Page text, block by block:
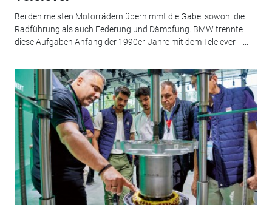
Bei den meisten Motorrädern übernimmt die Gabel sowohl die
Radführung als auch Federung und Dämpfung. BMW trennte
diese Aufgaben Anfang der 1990er-Jahre mit dem Telelever –...